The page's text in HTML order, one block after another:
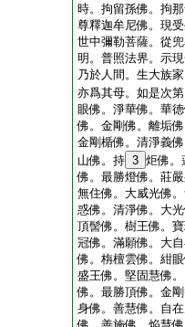
時。拘留孫佛。拘
尊釋迦牟尼佛。現
世中彌勒菩薩。從
明。普照法界。示
乃於人間。生大族
亦爲其母。如是次
眼佛。淨華佛。華
佛。金剛佛。離垢
金剛楯佛。清淨義
山佛。持 3 炬佛。
佛。最勝燈佛。莊
無住佛。大威光佛
惑佛。清淨佛。大
頂髻佛。樹王佛。
冠佛。滿願佛。大
佛。栴檀雲佛。紺
盛王佛。堅固慧佛
佛。最勝頂佛。金
身佛。善慧佛。自